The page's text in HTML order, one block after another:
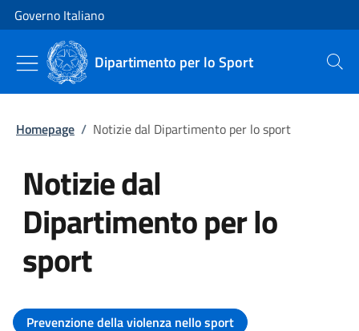
Vai al contenuto
Vai alla navigazione del sito
Governo Italiano
Dipartimento per lo Sport Cerca
Homepage / Notizie dal Dipartimento per lo sport
Notizie dal
Dipartimento per lo
sport
Tutti i contenuti della pagina
Prevenzione della violenza nello sport